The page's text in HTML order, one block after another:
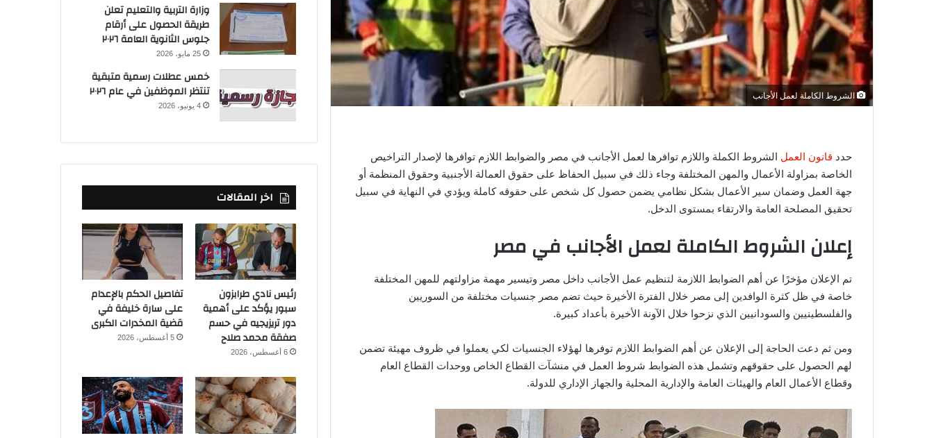
ا
الشروط الكاملة لعمل الأجانب
حدد قانون العمل الشروط الكملة واللازم توافرها لعمل الأجانب في مصر والضوابط اللازم توافرها لإصدار التراخيص
الخاصة بمزاولة الأعمال والمهن المختلفة وجاء ذلك في سبيل الحفاظ على حقوق العمالة الأجنبية وحقوق المنظمة أو
جهة العمل وضمان سير الأعمال بشكل نظامي يضمن حصول كل شخص على حقوقه كاملة ويؤدي في النهاية في سبيل
تحقيق المصلحة العامة والارتقاء بمستوى الدخل.
إعلان الشروط الكاملة لعمل الأجانب في مصر
تم الإعلان مؤخرًا عن أهم الضوابط اللازمة لتنظيم عمل الأجانب داخل مصر وتيسير مهمة مزاولتهم للمهن المختلفة
خاصة في ظل كثرة الوافدين إلى مصر خلال الفترة الأخيرة حيث تضم مصر جنسيات مختلفة من السوريين
والفلسطينيين والسودانيين الذي نزحوا خلال الآونة الأخيرة بأعداد كبيرة.
ومن ثم دعت الحاجة إلى الإعلان عن أهم الضوابط اللازم توفرها لهؤلاء الجنسيات لكي يعملوا في ظروف مهيئة تضمن
لهم الحصول على حقوقهم وتشمل هذه الضوابط شروط العمل في منشآت القطاع الخاص ووحدات القطاع العام
وقطاع الأعمال العام والهيئات العامة والإدارية المحلية والجهاز الإداري للدولة.
وزارة التربية والتعليم تعلن
طريقة الحصول على أرقام
جلوس الثانوية العامة ٢٠٢٦
25 مايو، 2026
خمس عطلات رسمية متبقية
تنتظر الموظفين في عام ٢٠٢٦
4 يونيو، 2026
اخر المقالات
رئيس نادي طرابزون
سبور يؤكد على أهمية
دور تريزيجيه في حسم
صفقة محمد صلاح
6 أغسطس، 2026
تفاصيل الحكم بالإعدام
على سارة خليفة في
قضية المخدرات الكبرى
5 أغسطس، 2026